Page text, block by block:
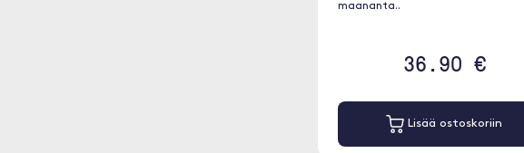
maananta..
36.90 €
Lisää ostoskoriin